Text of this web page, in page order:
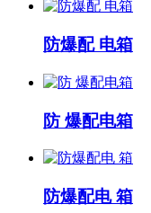
防爆配 电箱
防 爆配电箱
防爆配电 箱